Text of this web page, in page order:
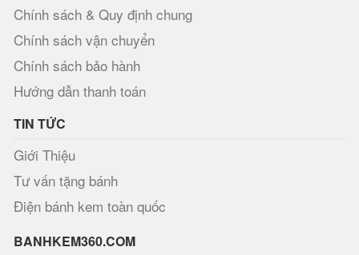
Chính sách & Quy định chung
Chính sách vận chuyển
Chính sách bảo hành
Hướng dẫn thanh toán
TIN TỨC
Giới Thiệu
Tư vấn tặng bánh
Điện bánh kem toàn quốc
BANHKEM360.COM